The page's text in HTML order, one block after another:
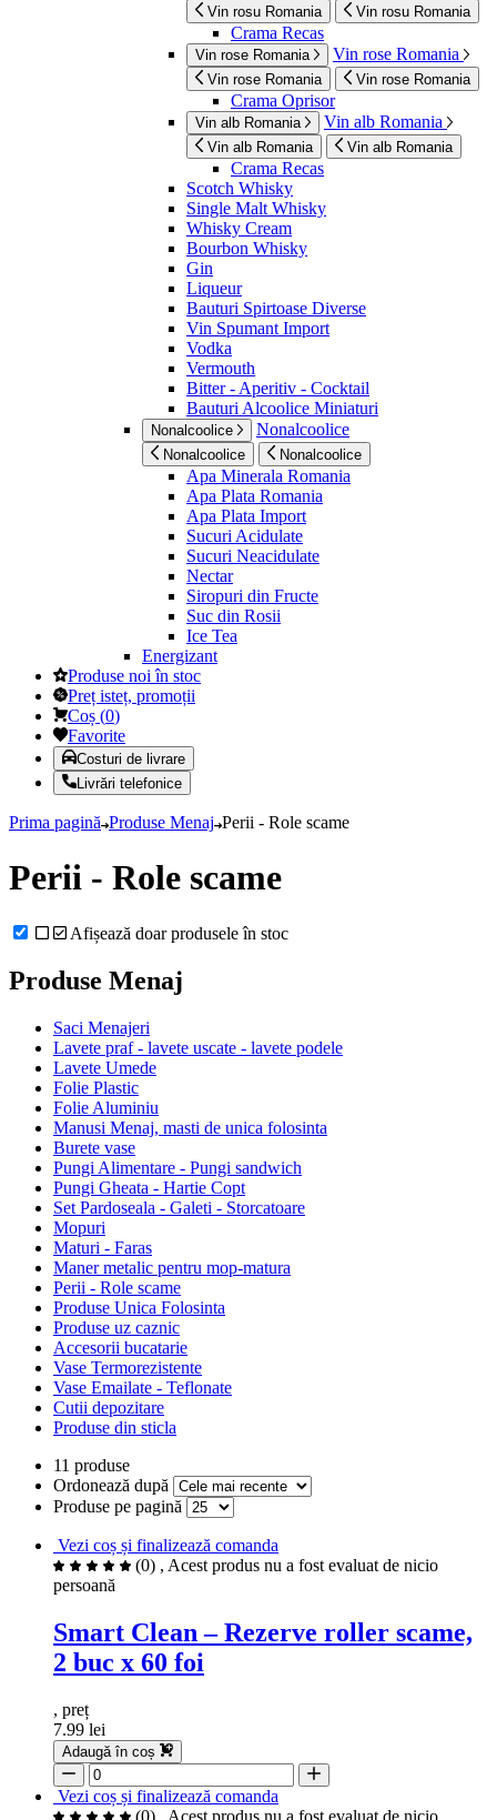
Vin rosu Romania Vin rosu Romania
Crama Recas
Vin rose Romania Vin rose Romania
Vin rose Romania Vin rose Romania
Crama Oprisor
Vin alb Romania Vin alb Romania
Vin alb Romania Vin alb Romania
Crama Recas
Scotch Whisky
Single Malt Whisky
Whisky Cream
Bourbon Whisky
Gin
Liqueur
Bauturi Spirtoase Diverse
Vin Spumant Import
Vodka
Vermouth
Bitter - Aperitiv - Cocktail
Bauturi Alcoolice Miniaturi
Nonalcoolice Nonalcoolice
Nonalcoolice Nonalcoolice
Apa Minerala Romania
Apa Plata Romania
Apa Plata Import
Sucuri Acidulate
Sucuri Neacidulate
Nectar
Siropuri din Fructe
Suc din Rosii
Ice Tea
Energizant
Produse noi în stoc
Preț isteț, promoții
Coș (0)
Favorite
Costuri de livrare
Livrări telefonice
Prima pagină Produse Menaj Perii - Role scame
Perii - Role scame
Afișează doar produsele în stoc
Produse Menaj
Saci Menajeri
Lavete praf - lavete uscate - lavete podele
Lavete Umede
Folie Plastic
Folie Aluminiu
Manusi Menaj, masti de unica folosinta
Burete vase
Pungi Alimentare - Pungi sandwich
Pungi Gheata - Hartie Copt
Set Pardoseala - Galeti - Storcatoare
Mopuri
Maturi - Faras
Maner metalic pentru mop-matura
Perii - Role scame
Produse Unica Folosinta
Produse uz caznic
Accesorii bucatarie
Vase Termorezistente
Vase Emailate - Teflonate
Cutii depozitare
Produse din sticla
11 produse
Ordonează după
Produse pe pagină
Vezi coș și finalizează comanda
(0) , Acest produs nu a fost evaluat de nicio
persoană
Smart Clean – Rezerve roller scame,
2 buc x 60 foi
, preț
7.99 lei
Adaugă în coș
Vezi coș și finalizează comanda
(0)
, Acest produs nu a fost evaluat de nicio